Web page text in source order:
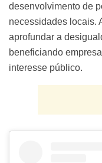
desenvolvimento de
necessidades locais.
aprofundar a
beneficiando
interesse público.